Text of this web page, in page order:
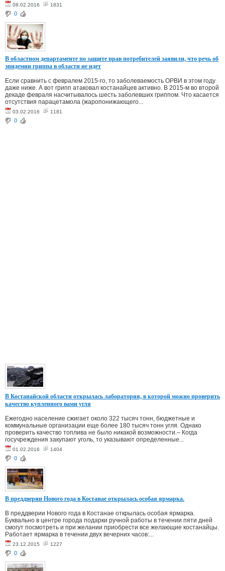
08.02.2016 1831
0
В областном департаменте по защите прав потребителей заявили, что речь об
эпидемии гриппа в области не идет
Если сравнить с февралем 2015-го, то заболеваемость ОРВИ в этом году
даже ниже. А вот грипп атаковал костанайцев активно. В 2015-м во второй
декаде февраля насчитывалось шесть заболевших гриппом. Что касается
отсутствия парацетамола (жаропонижающего...
03.02.2016 1181
0
В Костанайской области открылась лаборатория, в которой можно проверить
качество купленного вами угля
Ежегодно население сжигает около 322 тысяч тонн, бюджетные и
коммунальные организации еще более 180 тысяч тонн угля. Однако
проверить качество топлива не было никакой возможности.– Когда
госучреждения закупают уголь, то указывают определенные...
01.02.2016 1404
0
В преддверии Нового года в Костанае открылась особая ярмарка.
В преддверии Нового года в Костанае открылась особая ярмарка.
Буквально в центре города подарки ручной работы в течении пяти дней
смогут посмотреть и при желании приобрести все желающие костанайцы.
Работает ярмарка в течении двух вечерних часов:...
23.12.2015 1227
0